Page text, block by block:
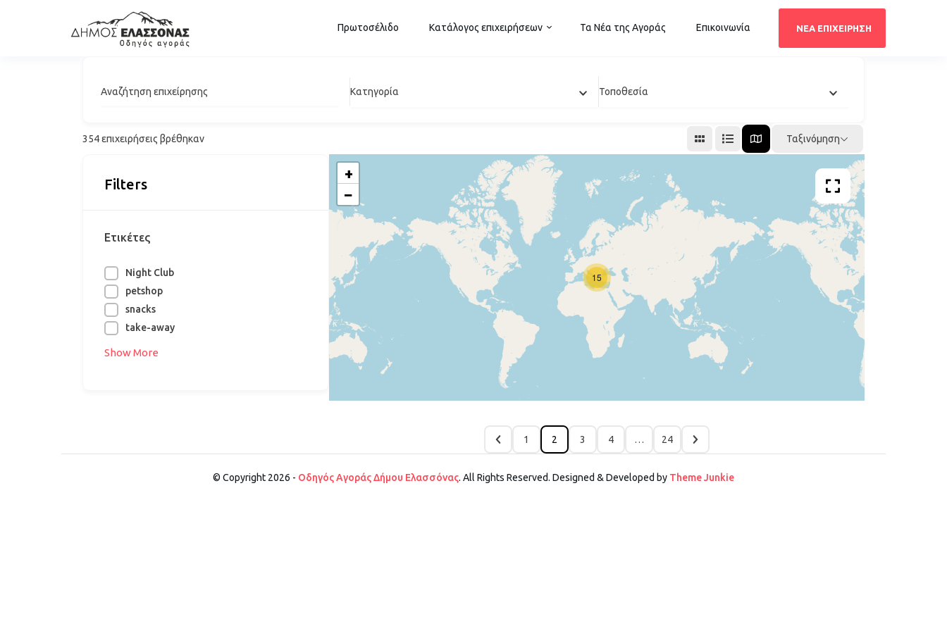
Πρωτοσέλιδο Κατάλογος επιχειρήσεων Τα Νέα της Αγοράς Επικοινωνία ΝΕΑ ΕΠΙΧΕΙΡΗΣΗ
Αναζήτηση επιχείρησης Κατηγορία Τοποθεσία
354επιχειρήσεις βρέθηκαν Ταξινόμηση
Filters
Ετικέτες
Night Club
petshop
snacks
take-away
Show More
15
+
−
1 2 3 4 … 24
© Copyright 2026 - Οδηγός Αγοράς Δήμου Ελασσόνας. All Rights Reserved. Designed & Developed by Theme Junkie